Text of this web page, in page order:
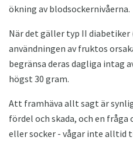
ökning av blodsockernivåerna.
När det gäller typ II
användningen av fruktos
begränsa deras dagliga intag
högst 30 gram.
Att framhäva allt sagt är
fördel och skada, och en
eller socker - vågar inte alltid